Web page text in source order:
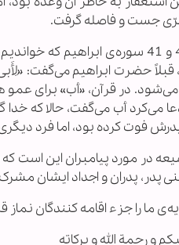
جست و فاصله گرفت.
در آیه‌ی 40 و 41 سوره‌ی ابراهیم
قبلاً حضرت ابراهیم می‌گفت:
در قرآن، «أب» برای عمو
دعا می‌کرد أب می‌گفت، حالا که
فوت کرده بود، اما فرد
در مورد پیامبران این است
پدر، پدران و اجداد ایشان
ما را جزء اقامه کنندگان
و رحمة الله و برکاته